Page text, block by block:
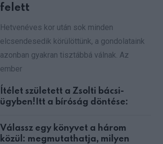
felett
Hetvenéves kor után sok minden
elcsendesedik körülöttünk, a gondolataink
azonban gyakran tisztábbá válnak. Az
ember
Ítélet született a Zsolti bácsi-
ügyben!Itt a bíróság döntése:
Válassz egy könyvet a három
közül: megmutathatja, milyen